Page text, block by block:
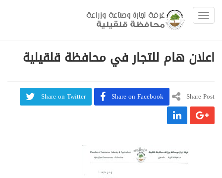
Toggle navigation
اعلان هام للتجار في محافظة قلقيلية
Share Post
Share on Facebook
Share on Twitter